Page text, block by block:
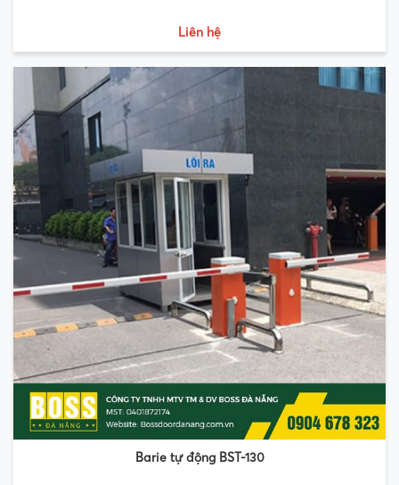
Liên hệ
Barie tự động BST-130